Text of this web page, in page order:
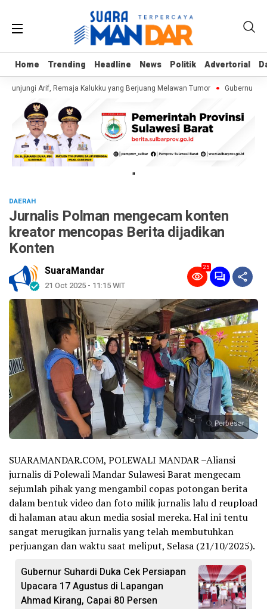
Home Trending Headline News Politik Advertorial
Home Trending Headline News Politik Advertorial
Arif, Remaja Kalukku yang Berjuang Melawan Tumor Gubernur
"
DAERAH
Jurnalis Polman mengecam konten
kreator mencopas Berita dijadikan
Konten
SuaraMandar
21 Oct 2025 - 11:15 WIT
25
Perbesar
SUARAMANDAR.COM, POLEWALI MANDAR –Aliansi
jurnalis di Polewali Mandar Sulawesi Barat mengecam
sejumlah pihak yang mengambil copas potongan berita
dalam bentuk video dan foto milik jurnalis lalu d reupload
di halaman atau akun media sosial mereka. Hal ini tentu
sangat merugikan jurnalis yang telah membutuhkan
perjuangan dan waktu saat meliput, Selasa (21/10/2025).
Gubernur Suhardi Duka Cek Persiapan
Upacara 17 Agustus di Lapangan
Ahmad Kirang, Capai 80 Persen